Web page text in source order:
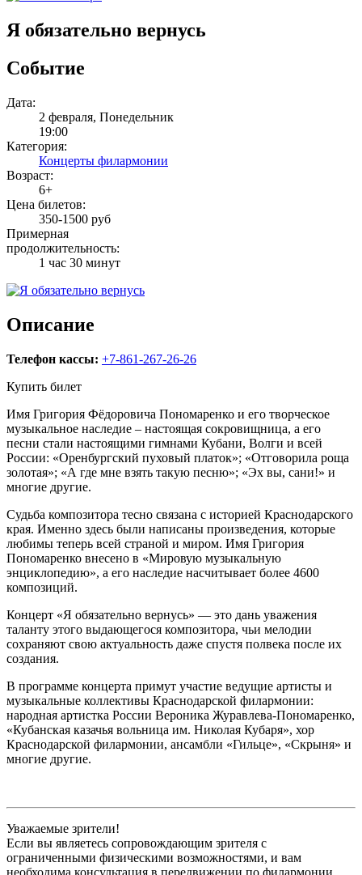
Я обязательно вернусь
Событие
Дата:
2 февраля, Понедельник
19:00
Категория:
Концерты филармонии
Возраст:
6+
Цена билетов:
350-1500 руб
Примерная
продолжительность:
1 час 30 минут
Описание
Телефон кассы: +7-861-267-26-26
Купить билет
Имя Григория Фёдоровича Пономаренко и его творческое
музыкальное наследие – настоящая сокровищница, а его
песни стали настоящими гимнами Кубани, Волги и всей
России: «Оренбургский пуховый платок»; «Отговорила роща
золотая»; «А где мне взять такую песню»; «Эх вы, сани!» и
многие другие.
Судьба композитора тесно связана с историей Краснодарского
края. Именно здесь были написаны произведения, которые
любимы теперь всей страной и миром. Имя Григория
Пономаренко внесено в «Мировую музыкальную
энциклопедию», а его наследие насчитывает более 4600
композиций.
Концерт «Я обязательно вернусь» — это дань уважения
таланту этого выдающегося композитора, чьи мелодии
сохраняют свою актуальность даже спустя полвека после их
создания.
В программе концерта примут участие ведущие артисты и
музыкальные коллективы Краснодарской филармонии:
народная артистка России Вероника Журавлева-Пономаренко,
«Кубанская казачья вольница им. Николая Кубаря», хор
Краснодарской филармонии, ансамбли «Гильце», «Скрыня» и
многие другие.
Уважаемые зрители!
Если вы являетесь сопровождающим зрителя с
ограниченными физическими возможностями, и вам
необходима консультация в передвижении по филармонии,